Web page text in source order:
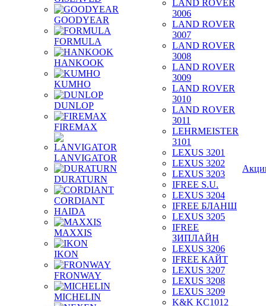
GOODYEAR
FORMULA
HANKOOK
KUMHO
DUNLOP
FIREMAX
LANVIGATOR
DURATURN
CORDIANT
HAIDA
MAXXIS
IKON
FRONWAY
MICHELIN
LAND ROVER
3006
LAND ROVER
3007
LAND ROVER
3008
LAND ROVER
3009
LAND ROVER
3010
LAND ROVER
3011
LEHRMEISTER
3101
LEXUS 3201
LEXUS 3202
LEXUS 3203
IFREE S.U.
LEXUS 3204
IFREE БЛАНШ
LEXUS 3205
IFREE
ЗИПЛАЙН
LEXUS 3206
IFREE КАЙТ
LEXUS 3207
LEXUS 3208
LEXUS 3209
K&K KC1012